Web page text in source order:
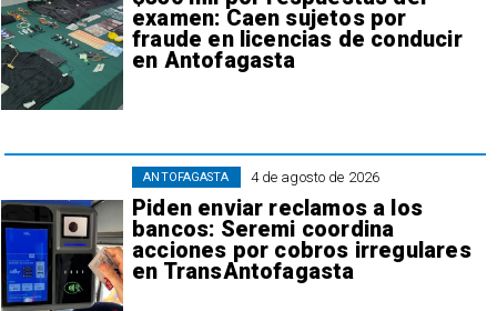
examen: Caen sujetos por
fraude en licencias de conducir
en Antofagasta
4 de agosto de 2026
Piden enviar reclamos a los
bancos: Seremi coordina
acciones por cobros irregulares
en TransAntofagasta
ANTOFAGASTA